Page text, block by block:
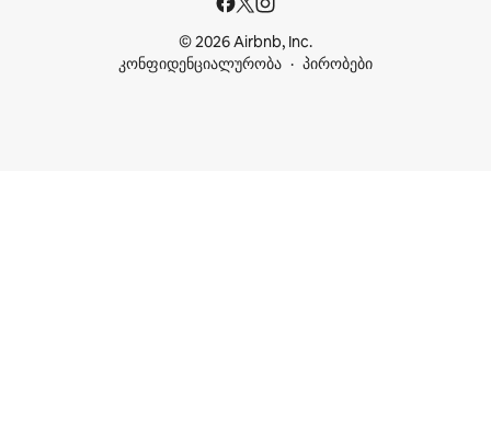
© 2026 Airbnb, Inc.
კონფიდენციალურობა
პირობები